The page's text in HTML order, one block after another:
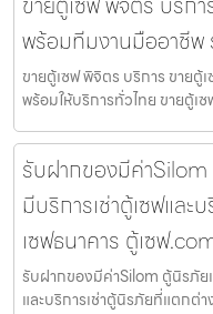
พร้อมทีมงานมืออาชีพ
ขายตู้เซฟ พิจิตร บริการ ขาย
พร้อมให้บริการทั่วไทย ขายตู้เ
รับฝากของมีค่าSilom
มีบริการเช่าตู้เซฟแล
เซฟธนาคาร ตู้เซฟ
รับฝากของมีค่าSilom ตู้นิรภัย
และบริการเช่าตู้นิรภัยที่แตกต่า